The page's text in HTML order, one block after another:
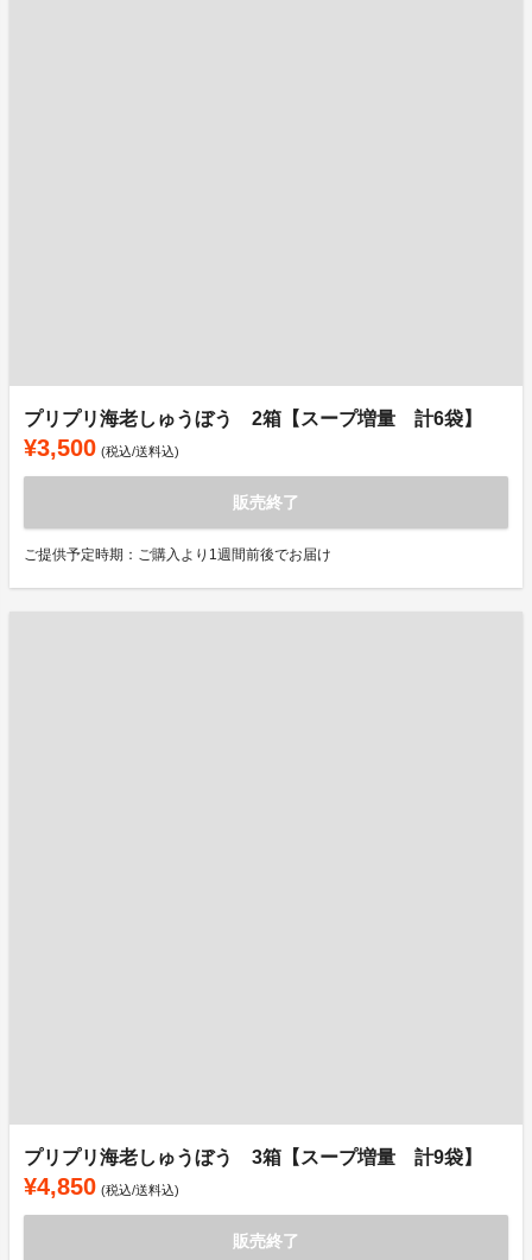
プリプリ海老しゅうぼう 2箱【スープ増量 計6袋】
¥3,500 (税込/送料込)
販売終了
ご提供予定時期：ご購入より1週間前後でお届け
プリプリ海老しゅうぼう 3箱【スープ増量 計9袋】
¥4,850 (税込/送料込)
販売終了